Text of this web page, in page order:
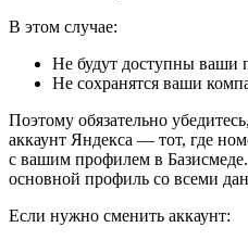
В этом случае:
Не будут доступны ваши
Не сохранятся ваши
Поэтому обязательно
аккаунт Яндекса — тот, где
с вашим профилем в
основной профиль со всеми
Если нужно сменить аккаунт: